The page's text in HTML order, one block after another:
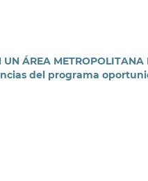
ÁREA
del programa